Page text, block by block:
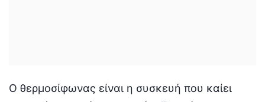
Ο θερμοσίφωνας είναι η συσκευή που καίει